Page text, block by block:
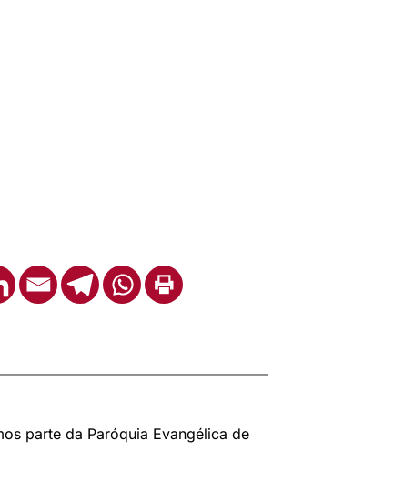
parte da Paróquia Evangélica de